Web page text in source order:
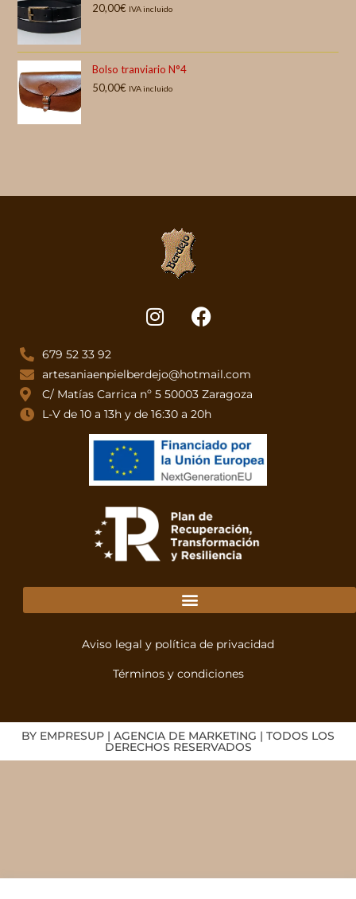
20,00€ IVA incluido
Bolso tranviario N°4
50,00€ IVA incluido
679 52 33 92
artesaniaenpielberdejo@hotmail.com
C/ Matías Carrica nº 5 50003 Zaragoza
L-V de 10 a 13h y de 16:30 a 20h
Aviso legal y política de privacidad
Términos y condiciones
BY EMPRESUP | AGENCIA DE MARKETING | TODOS LOS
DERECHOS RESERVADOS